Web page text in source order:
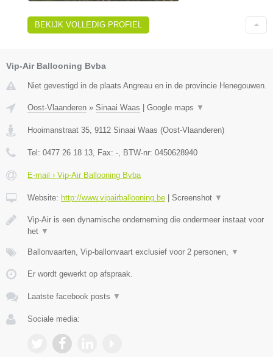
BEKIJK VOLLEDIG PROFIEL
Vip-Air Ballooning Bvba
Niet gevestigd in de plaats Angreau en in de provincie Henegouwen.
Oost-Vlaanderen » Sinaai Waas Google maps ▼
Hooimanstraat 35, 9112 Sinaai Waas (Oost-Vlaanderen)
Tel: 0477 26 18 13, Fax: -, BTW-nr: 0450628940
E-mail › Vip-Air Ballooning Bvba
Website: http://www.vipairballooning.be Screenshot ▼
Vip-Air is een dynamische onderneming die ondermeer instaat voor
het ▼
Ballonvaarten, Vip-ballonvaart exclusief voor 2 personen, ▼
Er wordt gewerkt op afspraak.
Laatste facebook posts ▼
Sociale media: